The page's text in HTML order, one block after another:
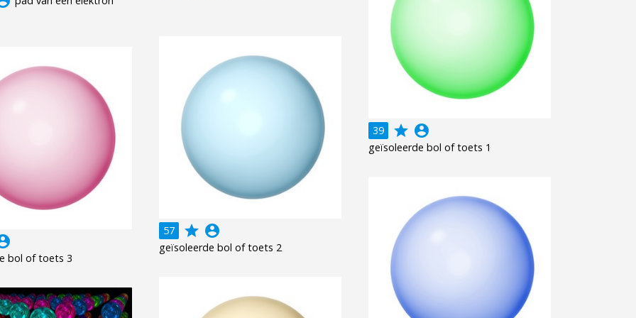
39 grade account_circle
geïsoleerde bol of toets 1
57 grade account_circle
geïsoleerde bol of toets 2
bol of toets 3